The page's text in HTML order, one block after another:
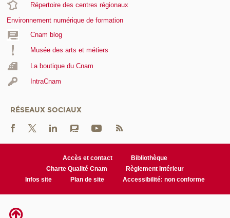
Répertoire des centres régionaux
Environnement numérique de formation
Cnam blog
Musée des arts et métiers
La boutique du Cnam
IntraCnam
RÉSEAUX SOCIAUX
Accès et contact
Bibliothèque
Charte Qualité Cnam
Règlement Intérieur
Infos site
Plan de site Accessibilité: non conforme